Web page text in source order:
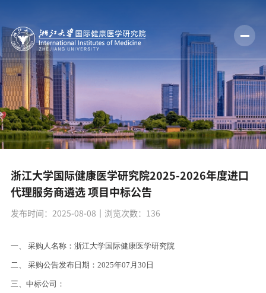
浙江大学国际健康医学研究院2025-2026年度进口
代理服务商遴选 项目中标公告
发布时间：2025-08-08 丨浏览次数： 136
一、 采购人名称： 浙江大学国际健康医学研究院
二、 采购公告发布日期：2025年07 月 30 日
三、中标公司：